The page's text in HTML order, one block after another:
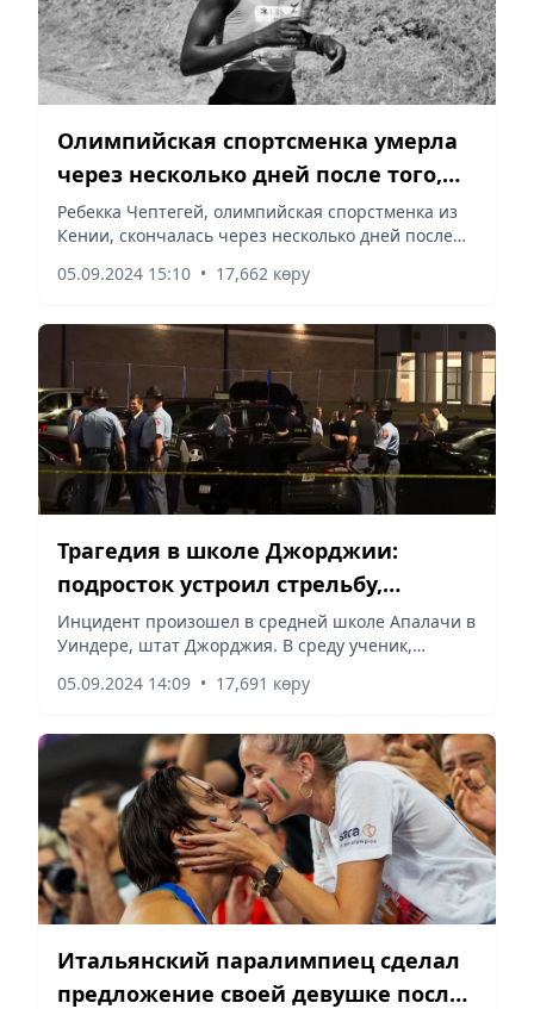
Олимпийская спортсменка умерла
через несколько дней после того,
как ее поджег бывший парень
Ребекка Чептегей, олимпийская спорстменка из
Кении, скончалась через несколько дней после
облил девушку бензином и поджег,
05.09.2024 15:10 • 17,662 көру
Трагедия в школе Джорджии:
подросток устроил стрельбу,
погибли ученики и учителя
Инцидент произошел в средней школе Апалачи в
Уиндере, штат Джорджия. В среду ученик,
четырех человек, передает Vecher.kz со ссылкой
05.09.2024 14:09 • 17,691 көру
Итальянский паралимпиец сделал
предложение своей девушке после